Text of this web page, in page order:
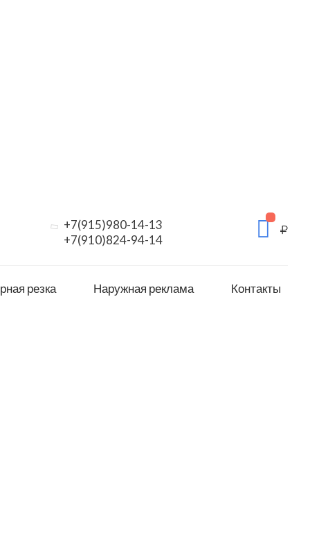
+7(915)980-14-13
+7(910)824-94-14
резка Наружная реклама Контакты